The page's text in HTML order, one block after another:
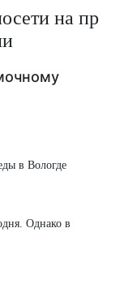
на пр
Однако в